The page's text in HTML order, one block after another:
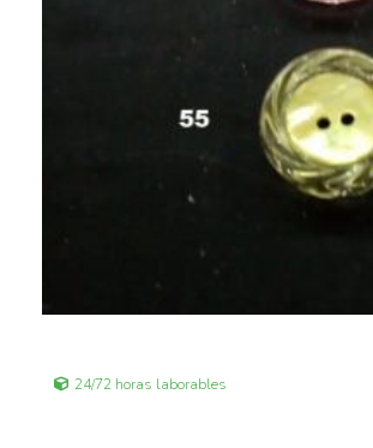
24/72 horas laborables